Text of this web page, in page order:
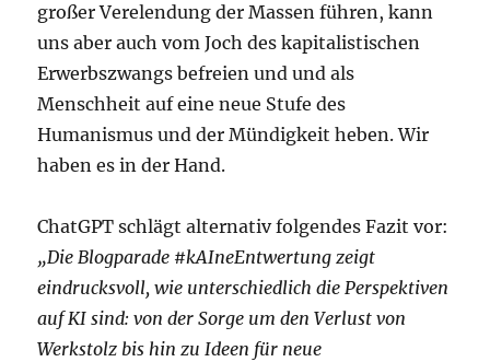
großer Verelendung der Massen führen, kann
uns aber auch vom Joch des kapitalistischen
Erwerbszwangs befreien und und als
Menschheit auf eine neue Stufe des
Humanismus und der Mündigkeit heben. Wir
haben es in der Hand.
ChatGPT schlägt alternativ folgendes Fazit vor:
„Die Blogparade #kAIneEntwertung zeigt
eindrucksvoll, wie unterschiedlich die Perspektiven
auf KI sind: von der Sorge um den Verlust von
Werkstolz bis hin zu Ideen für neue